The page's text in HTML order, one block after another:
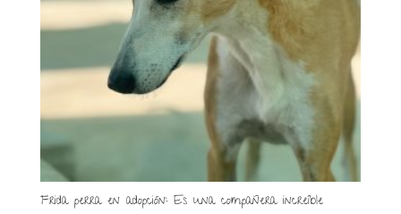
Frida perra en adopción: Es una compañera increíble